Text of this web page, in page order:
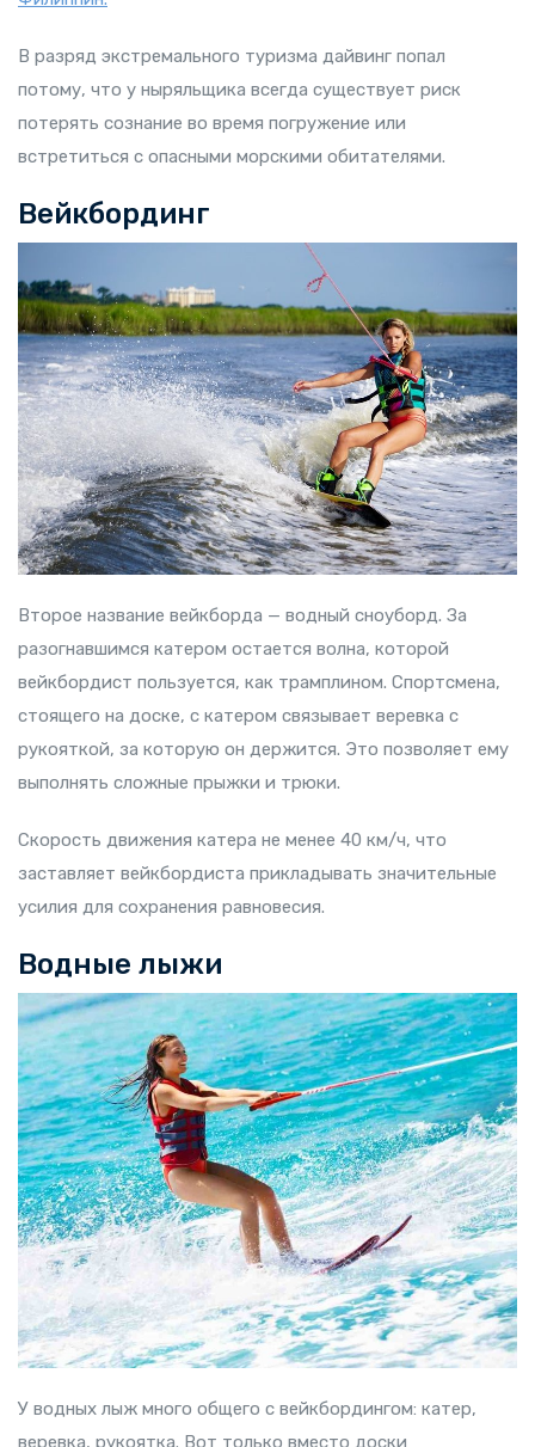
В разряд экстремального туризма дайвинг попал
потому, что у ныряльщика всегда существует риск
потерять сознание во время погружение или
встретиться с опасными морскими обитателями.
Вейкбординг
Второе название вейкборда — водный сноуборд. За
разогнавшимся катером остается волна, которой
вейкбордист пользуется, как трамплином. Спортсмена,
стоящего на доске, с катером связывает веревка с
рукояткой, за которую он держится. Это позволяет ему
выполнять сложные прыжки и трюки.
Скорость движения катера не менее 40 км/ч, что
заставляет вейкбордиста прикладывать значительные
усилия для сохранения равновесия.
Водные лыжи
У водных лыж много общего с вейкбордингом: катер,
веревка, рукоятка. Вот только вместо доски